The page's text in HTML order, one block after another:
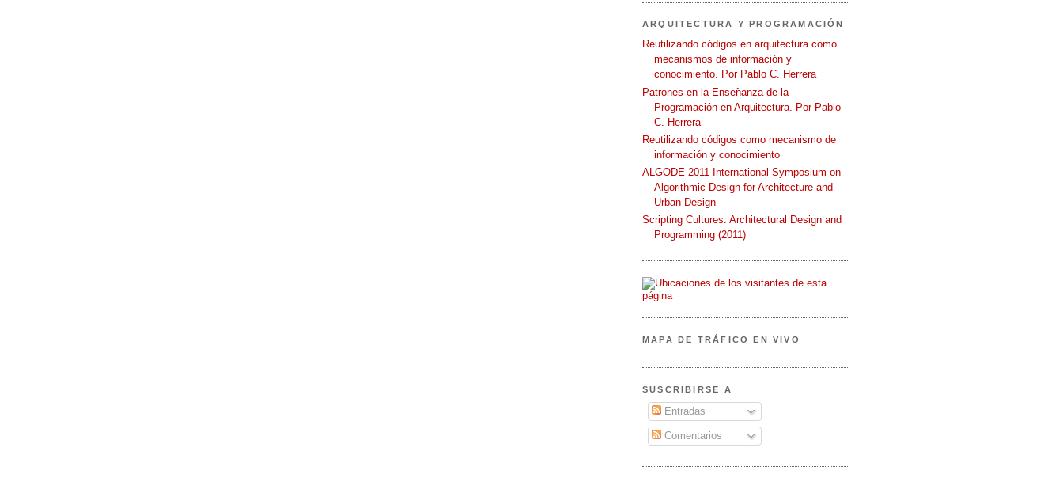
ARQUITECTURA Y PROGRAMACIÓN
Reutilizando códigos en arquitectura como
mecanismos de información y
conocimiento. Por Pablo C. Herrera
Patrones en la Enseñanza de la
Programación en Arquitectura. Por Pablo
C. Herrera
Reutilizando códigos como mecanismo de
información y conocimiento
ALGODE 2011 International Symposium on
Algorithmic Design for Architecture and
Urban Design
Scripting Cultures: Architectural Design and
Programming (2011)
Comentarios